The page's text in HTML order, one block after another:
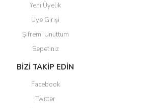
Yeni Üyelik
Üye Girişi
Şifremi Unuttum
Sepetiniz
BİZİ TAKİP EDİN
Facebook
Twitter